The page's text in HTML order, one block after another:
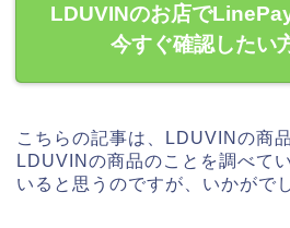
LDUVINのお店で
今すぐ確認したい
こちらの記事は、LDUVINの商
LDUVINの商品のことを調べて
いると思うのですが、いかがで